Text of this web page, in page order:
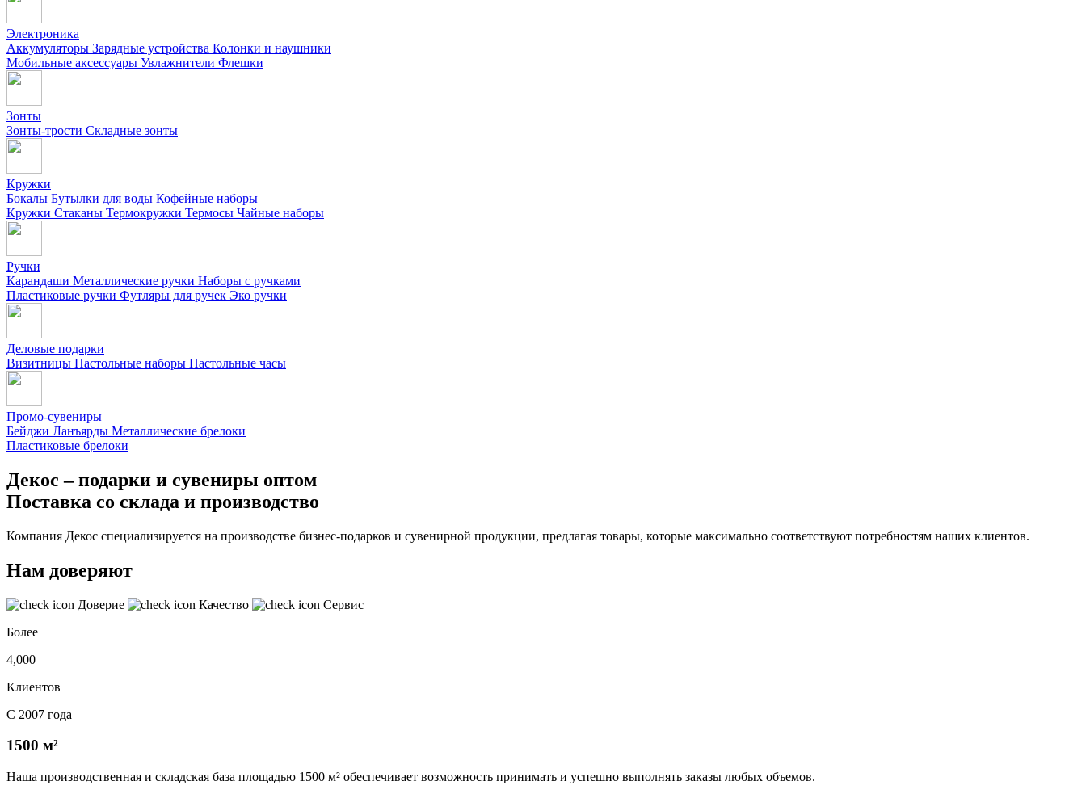
Электроника
Аккумуляторы Зарядные устройства Колонки и наушники
Мобильные аксессуары Увлажнители Флешки
Зонты
Зонты-трости Складные зонты
Кружки
Бокалы Бутылки для воды Кофейные наборы
Кружки Стаканы Термокружки Термосы Чайные наборы
Ручки
Карандаши Металлические ручки Наборы с ручками
Пластиковые ручки Футляры для ручек Эко ручки
Деловые подарки
Визитницы Настольные наборы Настольные часы
Промо-сувениры
Бейджи Ланъярды Металлические брелоки
Пластиковые брелоки
Декос – подарки и сувениры оптом
Поставка со склада и производство
Компания Декос специализируется на производстве бизнес-подарков и сувенирной продукции, предлагая товары, которые максимально соответствуют потребностям наших клиентов.
Нам доверяют
Доверие Качество
Сервис
Более
4,000
Клиентов
С 2007 года
1500 м²
Наша производственная и складская база площадью 1500 м² обеспечивает возможность принимать и успешно выполнять заказы любых объемов.